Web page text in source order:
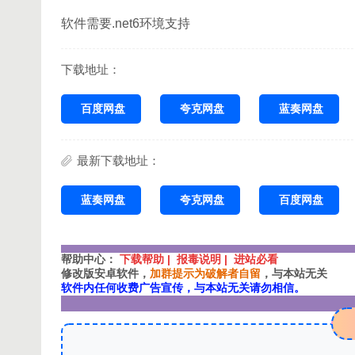
软件需要.net6环境支持
下载地址：
百度网盘 夸克网盘 蓝奏网盘
最新下载地址：
蓝奏网盘 夸克网盘 百度网盘
帮助中心： 下载帮助 | 报毒说明 | 进站必看
修改版安卓软件， 加群提示为破解者自留 ，与本站无关
软件内任何收费广告宣传，与本站无关请勿相信。